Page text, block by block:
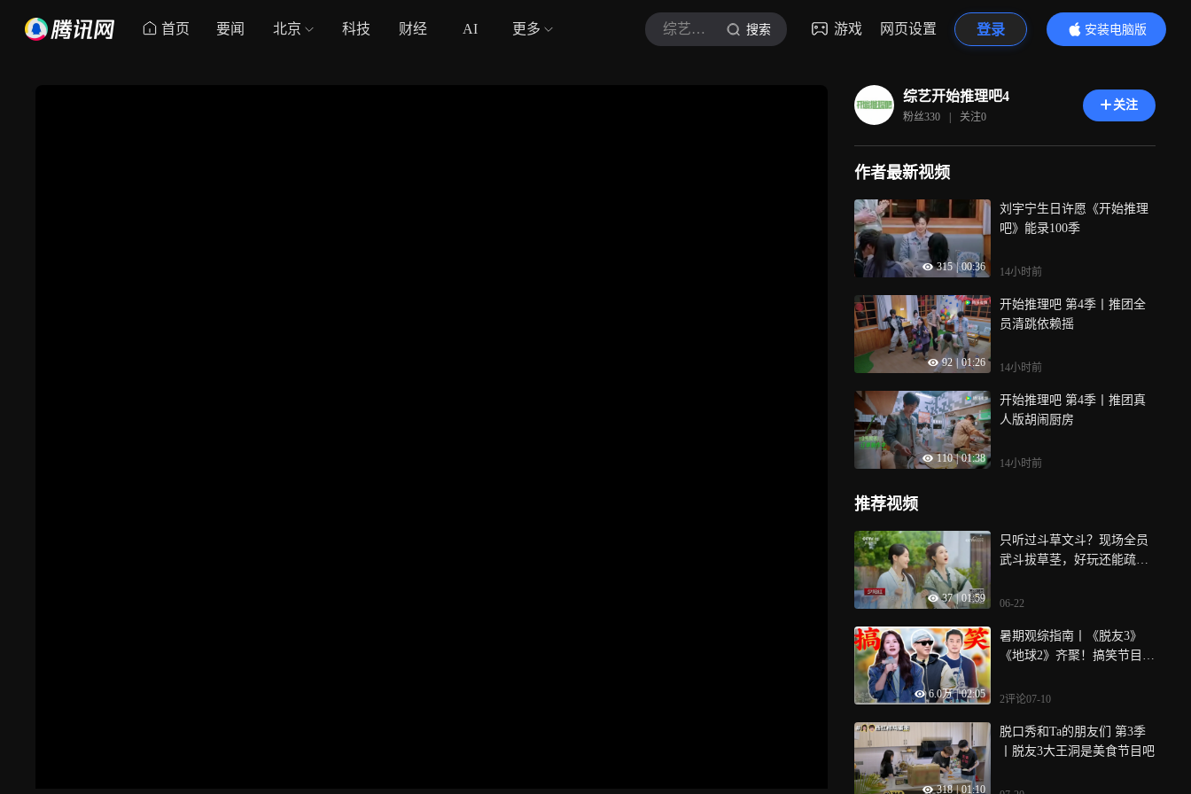
首页 要闻 北京 科技 财经 AI 更多 综艺开始推理吧4 搜索 游戏 网页设置 登录
安装电脑版
内容更精彩
综艺开始推理吧4
粉丝330 | 关注0
关注
作者最新视频
315 | 00:36
刘宇宁生日许愿《开始推理
吧》能录100季
14小时前
92 01:26
开始推理吧 第4季丨推团全
员清跳依赖摇
14小时前
110 | 01:38
开始推理吧 第4季丨推团真
人版胡闹厨房
14小时前
推荐视频
37 | 01:59
只听过斗草文斗？现场全员
武斗拔草茎，好玩还能疏通
06-22
6.0万 | 02:05
暑期观综指南丨《脱友3》
《地球2》齐聚！搞笑节目大
2评论07-10
318 | 01:10
脱口秀和Ta的朋友们 第3季
丨脱友3大王洞是美食节目吧